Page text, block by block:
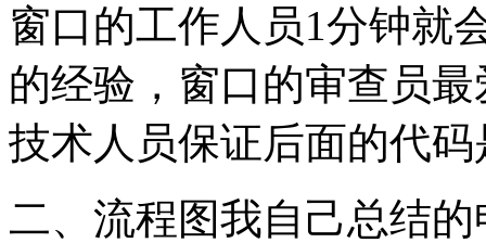
窗口的工作人员1分钟就
的经验，窗口的审查员
技术人员保证后面的代
二、流程图我自己总结